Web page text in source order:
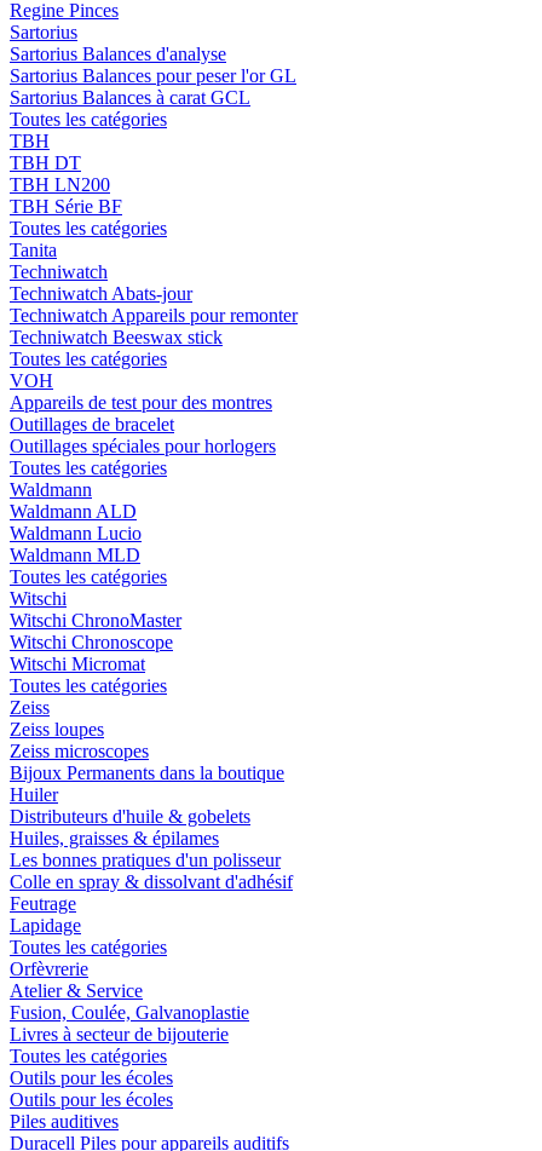
Regine Pinces
Sartorius
Sartorius Balances d'analyse
Sartorius Balances pour peser l'or GL
Sartorius Balances à carat GCL
Toutes les catégories
TBH
TBH DT
TBH LN200
TBH Série BF
Toutes les catégories
Tanita
Techniwatch
Techniwatch Abats-jour
Techniwatch Appareils pour remonter
Techniwatch Beeswax stick
Toutes les catégories
VOH
Appareils de test pour des montres
Outillages de bracelet
Outillages spéciales pour horlogers
Toutes les catégories
Waldmann
Waldmann ALD
Waldmann Lucio
Waldmann MLD
Toutes les catégories
Witschi
Witschi ChronoMaster
Witschi Chronoscope
Witschi Micromat
Toutes les catégories
Zeiss
Zeiss loupes
Zeiss microscopes
Bijoux Permanents dans la boutique
Huiler
Distributeurs d'huile & gobelets
Huiles, graisses & épilames
Les bonnes pratiques d'un polisseur
Colle en spray & dissolvant d'adhésif
Feutrage
Lapidage
Toutes les catégories
Orfèvrerie
Atelier & Service
Fusion, Coulée, Galvanoplastie
Livres à secteur de bijouterie
Toutes les catégories
Outils pour les écoles
Outils pour les écoles
Piles auditives
Duracell Piles pour appareils auditifs